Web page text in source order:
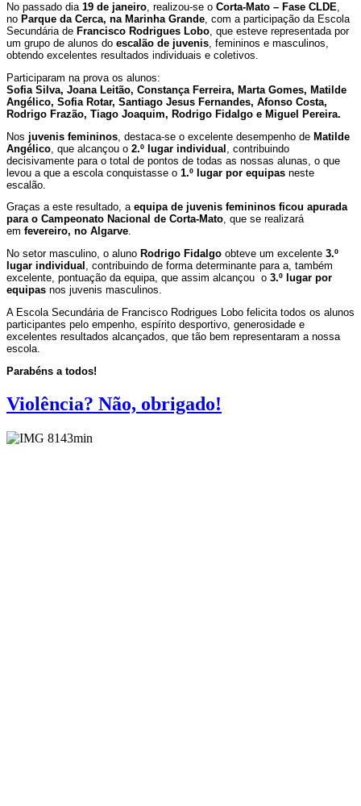
No passado dia 19 de janeiro, realizou-se o Corta-Mato – Fase CLDE,
no Parque da Cerca, na Marinha Grande, com a participação da Escola
Secundária de Francisco Rodrigues Lobo, que esteve representada por
um grupo de alunos do escalão de juvenis, femininos e masculinos,
obtendo excelentes resultados individuais e coletivos.
Participaram na prova os alunos:
Sofia Silva, Joana Leitão, Constança Ferreira, Marta Gomes, Matilde
Angélico, Sofia Rotar, Santiago Jesus Fernandes, Afonso Costa,
Rodrigo Frazão, Tiago Joaquim, Rodrigo Fidalgo e Miguel Pereira.
Nos juvenis femininos , destaca-se o excelente desempenho de Matilde
Angélico , que alcançou o 2.º lugar individual , contribuindo
decisivamente para o total de pontos de todas as nossas alunas, o que
levou a que a escola conquistasse o 1.º lugar por equipas neste
escalão.
Graças a este resultado, a equipa de juvenis femininos ficou apurada
para o Campeonato Nacional de Corta-Mato, que se realizará
em fevereiro, no Algarve.
No setor masculino, o aluno Rodrigo Fidalgo obteve um excelente 3.º
lugar individual , contribuindo de forma determinante para a, também
excelente, pontuação da equipa, que assim alcançou o 3.º lugar por
equipas nos juvenis masculinos.
A Escola Secundária de Francisco Rodrigues Lobo felicita todos os alunos
participantes pelo empenho, espírito desportivo, generosidade e
excelentes resultados alcançados, que tão bem representaram a nossa
escola.
Parabéns a todos!
Violência? Não, obrigado!